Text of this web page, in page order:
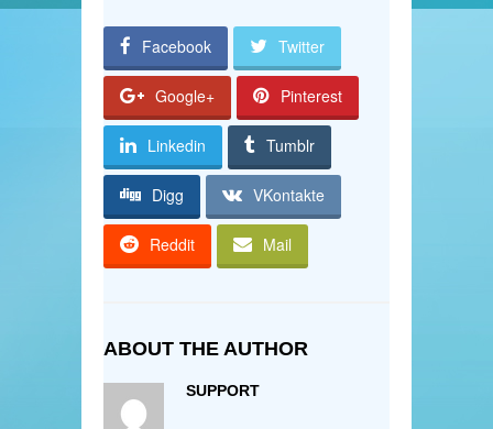
Facebook Twitter
Google+ Pinterest
Linkedin Tumblr
Digg VKontakte
Reddit Mail
ABOUT THE AUTHOR
SUPPORT